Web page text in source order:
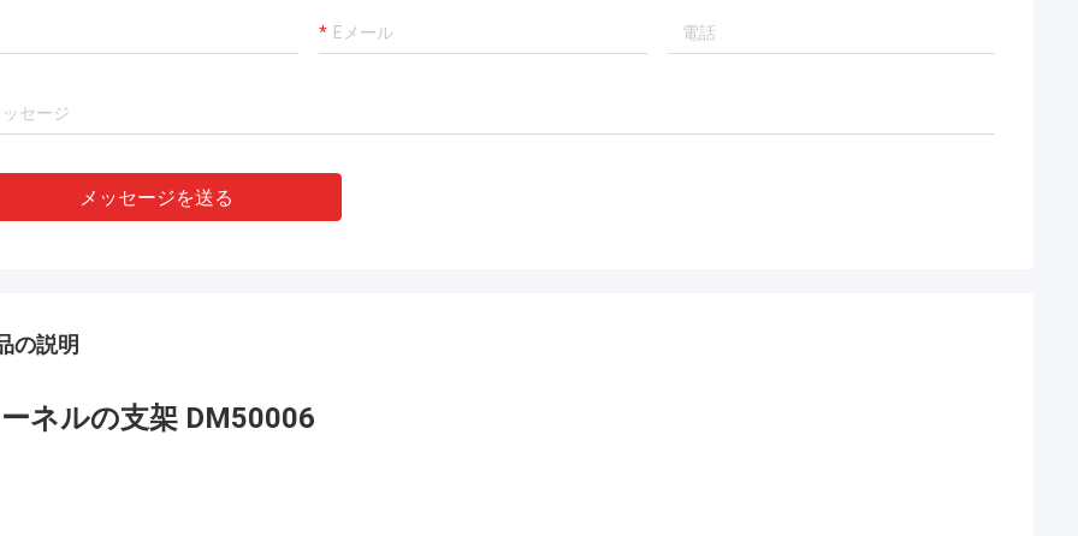
メッセージを送る
の説明
ネルの支架 DM50006